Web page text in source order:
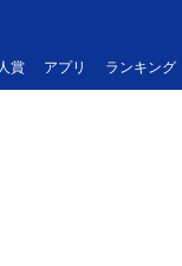
賞 アプリ ランキング